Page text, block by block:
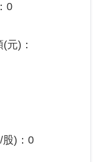
0
元)：
股)：0